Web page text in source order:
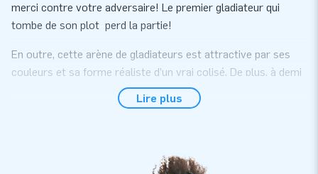
merci contre votre adversaire! Le premier gladiateur qui
tombe de son plot perd la partie!
En outre, cette arène de gladiateurs est attractive par ses
couleurs et sa forme réaliste d’un vrai colisé. De plus, à demi
fermée, cette arène protègera d’autant plus les chûtes des
D’une part, cette structure gonflable est composée d’une
Lire plus